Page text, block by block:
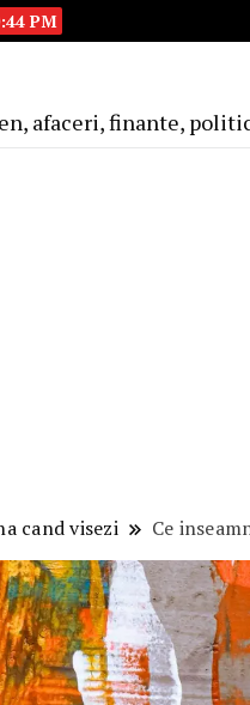
PM
afaceri, finante,
cand visezi Ce